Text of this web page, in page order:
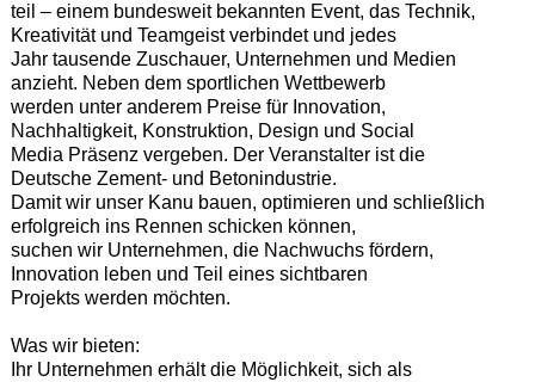
teil – einem bundesweit bekannten Event, das Technik,
Kreativität und Teamgeist verbindet und jedes
Jahr tausende Zuschauer, Unternehmen und Medien
anzieht. Neben dem sportlichen Wettbewerb
werden unter anderem Preise für Innovation,
Nachhaltigkeit, Konstruktion, Design und Social
Media Präsenz vergeben. Der Veranstalter ist die
Deutsche Zement- und Betonindustrie.
Damit wir unser Kanu bauen, optimieren und schließlich
erfolgreich ins Rennen schicken können,
suchen wir Unternehmen, die Nachwuchs fördern,
Innovation leben und Teil eines sichtbaren
Projekts werden möchten.
Was wir bieten:
Ihr Unternehmen erhält die Möglichkeit, sich als